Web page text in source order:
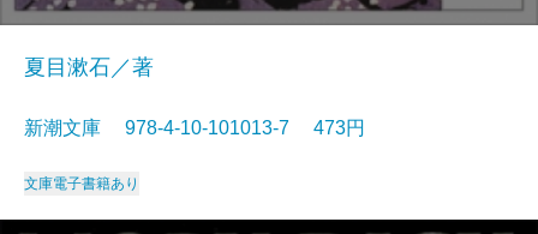
夏目漱石／著
新潮文庫 978-4-10-101013-7 473円
文庫電子書籍あり